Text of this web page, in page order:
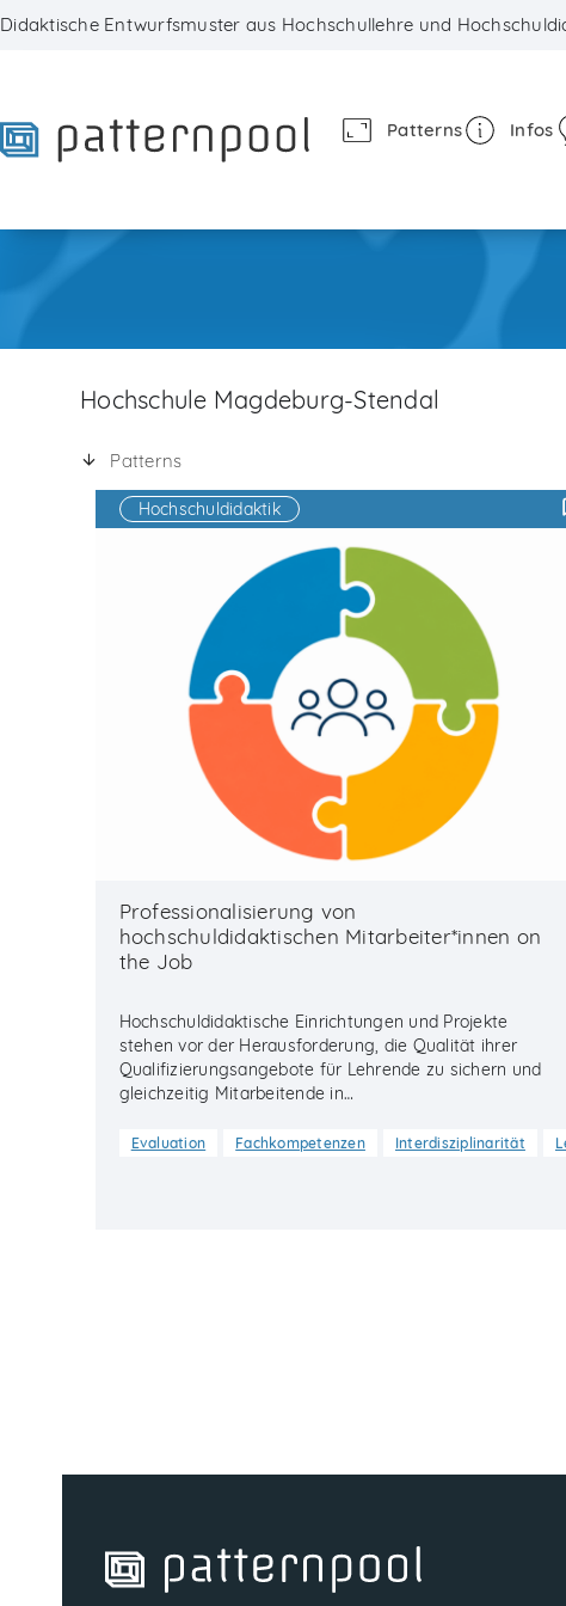
to
Didaktische Entwurfsmuster aus Hochschullehre und
Patterns Infos
Hochschule Magdeburg-Stendal
Patterns
Hochschuldidaktik
Professionalisierung von
hochschuldidaktischen Mitarbeiter*innen on
the Job
Hochschuldidaktische Einrichtungen und Projekte
stehen vor der Herausforderung, die Qualität ihrer
Qualifizierungsangebote für Lehrende zu sichern und
gleichzeitig Mitarbeitende in…
Evaluation Fachkompetenzen Interdisziplinarität